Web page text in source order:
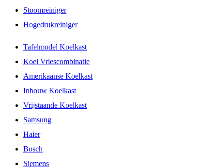
Stoomreiniger
Hogedrukreiniger
Tafelmodel Koelkast
Koel Vriescombinatie
Amerikaanse Koelkast
Inbouw Koelkast
Vrijstaande Koelkast
Samsung
Haier
Bosch
Siemens